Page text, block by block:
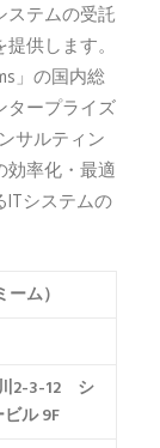
ステムの受託
供します。
」の国内総
タープライズ
サルティン
効率化・最適
システムの
ム）
2-3-12 シ
ル 9F